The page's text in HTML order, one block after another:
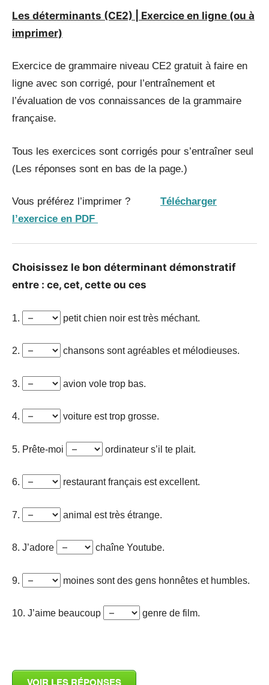
9
juillet
rapide
Les déterminants (CE2) | Exercice en ligne (ou à
imprimer)
Exercice de grammaire niveau CE2 gratuit à faire en
ligne avec son corrigé, pour l’entraînement et
l’évaluation de vos connaissances de la grammaire
française.
Tous les exercices sont corrigés pour s’entraîner seul
(Les réponses sont en bas de la page.)
Vous préférez l’imprimer ? Télécharger
l’exercice en PDF
Choisissez le bon déterminant démonstratif
entre : ce, cet, cette ou ces
1. petit chien noir est très méchant.
2. chansons sont agréables et mélodieuses.
3. avion vole trop bas.
4. voiture est trop grosse.
5. Prête-moi ordinateur s’il te plait.
6. restaurant français est excellent.
7. animal est très étrange.
8. J’adore chaîne Youtube.
9. moines sont des gens honnêtes et humbles.
10. J’aime beaucoup genre de film.
VOIR LES RÉPONSES